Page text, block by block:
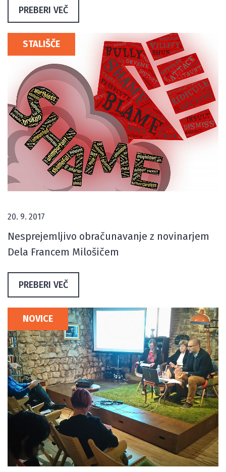
PREBERI VEČ
STALIŠČE
20. 9. 2017
Nesprejemljivo obračunavanje z novinarjem
Dela Francem Milošičem
PREBERI VEČ
NOVICE